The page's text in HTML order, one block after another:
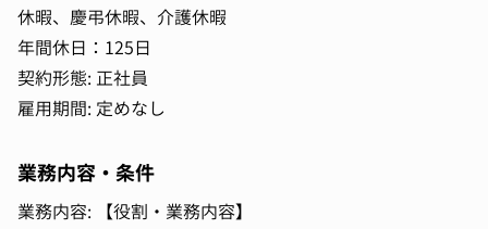
休暇、慶弔休暇、介護休暇
年間休日：125日
契約形態: 正社員
雇用期間: 定めなし
業務内容・条件
業務内容: 【役割・業務内容】